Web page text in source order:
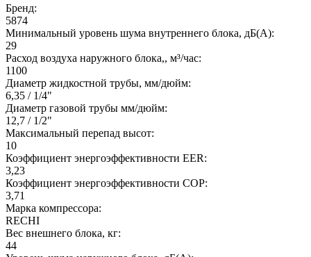
Бренд:
5874
Минимальный уровень шума внутреннего блока, дБ(А):
29
Расход воздуха наружного блока,, м³/час:
1100
Диаметр жидкостной трубы, мм/дюйм:
6,35 / 1/4"
Диаметр газовой трубы мм/дюйм:
12,7 / 1/2"
Максимальный перепад высот:
10
Коэффициент энергоэффективности EER:
3,23
Коэффициент энергоэффективности COP:
3,71
Марка компрессора:
RECHI
Вес внешнего блока, кг:
44